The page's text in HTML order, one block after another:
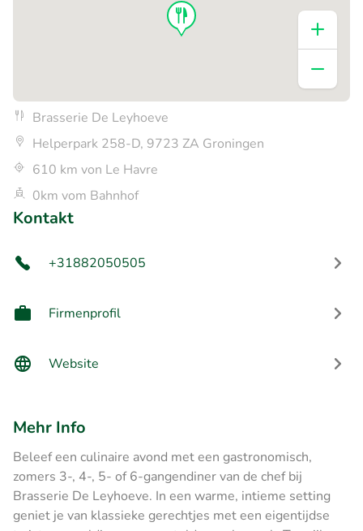
Brasserie De Leyhoeve
Helperpark 258-D, 9723 ZA Groningen
610 km von Le Havre
0km vom Bahnhof
Kontakt
+31882050505
Firmenprofil
Website
Mehr Info
Beleef een culinaire avond met een gastronomisch,
zomers 3-, 4-, 5- of 6-gangendiner van de chef bij
Brasserie De Leyhoeve. In een warme, intieme setting
geniet je van klassieke gerechtjes met een eigentijdse